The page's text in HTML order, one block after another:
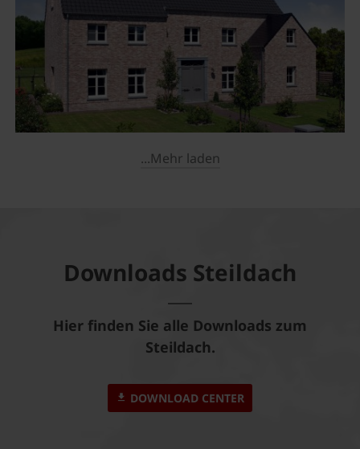
...Mehr laden
Downloads Steildach
Hier finden Sie alle Downloads zum
Steildach.
DOWNLOAD CENTER